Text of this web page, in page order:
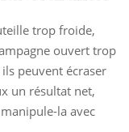
trop froide,
ouvert trop
peuvent écraser
un résultat net,
la avec